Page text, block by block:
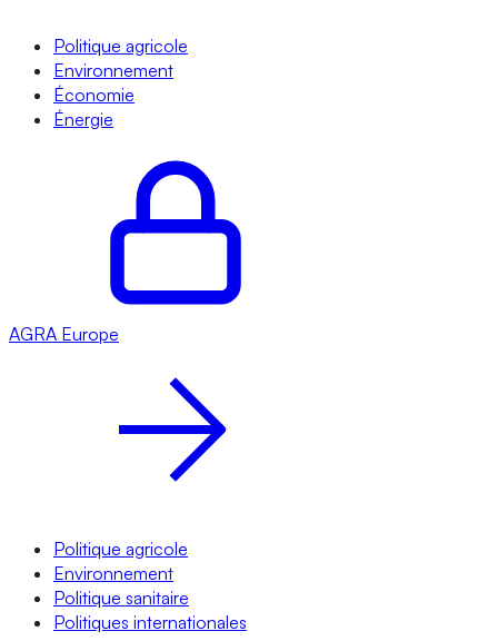
Politique agricole
Environnement
Économie
Énergie
AGRA Europe
Politique agricole
Environnement
Politique sanitaire
Politiques internationales